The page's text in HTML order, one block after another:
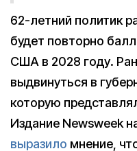
62-летний политик
будет повторно
США в 2028 году.
выдвинуться в
которую
Издание Newsweek
выразило мнение,